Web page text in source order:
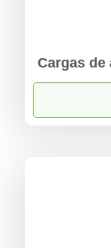
Cargas de